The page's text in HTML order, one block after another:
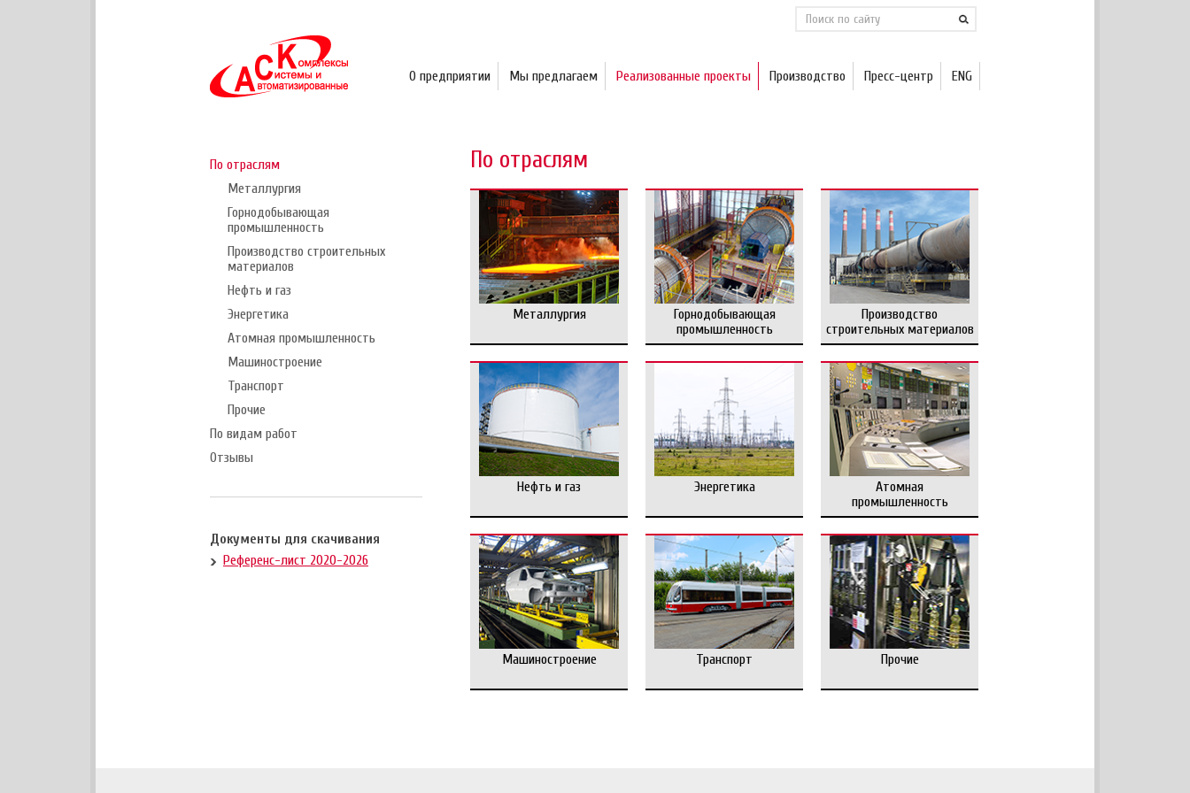
О предприятии Мы предлагаем Реализованные проекты Производство Пресс-центр ENG
По отраслям
Металлургия
Горнодобывающая
промышленность
Производство
строительных материалов
Нефть и газ Энергетика
Атомная
промышленность
Машиностроение Транспорт Прочие
По отраслям
Металлургия
Горнодобывающая
промышленность
Производство строительных
материалов
Нефть и газ
Энергетика
Атомная промышленность
Машиностроение
Транспорт
Прочие
По видам работ
Отзывы
Документы для скачивания
Референс-лист 2020-2026